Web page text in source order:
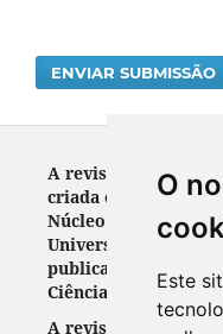
O
Este
ENVIAR SUBMISSÃO
A revista RELEGENS
criada em 2012.
Núcleo de Pesquisa
Universidade
publicar trabalhos
Ciências Sociais,
A revista RELEGENS